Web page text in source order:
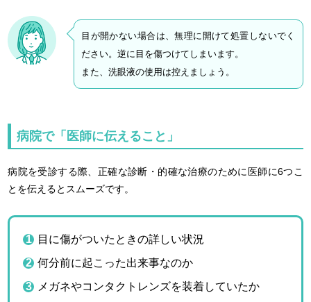
目が開かない場合は、無理に開けて処置しないでく
ださい。逆に目を傷つけてしまいます。
また、洗眼液の使用は控えましょう。
病院で「医師に伝えること」
病院を受診する際、正確な診断・的確な治療のために医師に6つこ
とを伝えるとスムーズです。
目に傷がついたときの詳しい状況
何分前に起こった出来事なのか
メガネやコンタクトレンズを装着していたか